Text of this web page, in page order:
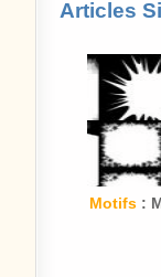
Articles
Motifs :